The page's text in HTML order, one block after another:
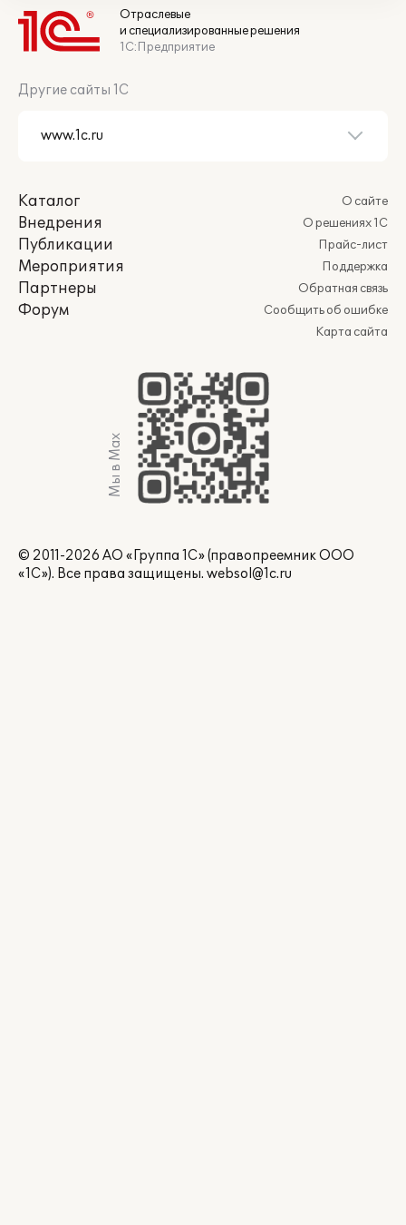
Отраслевые
и специализированные решения
1С:Предприятие
Другие сайты 1С
Каталог
Внедрения
Публикации
Мероприятия
Партнеры
Форум
О сайте
О решениях 1С
Прайс-лист
Поддержка
Обратная связь
Сообщить об ошибке
Карта сайта
Мы в Max
© 2011-2026 АО «Группа 1С» (правопреемник ООО
«1С»). Все права защищены. websol@1c.ru